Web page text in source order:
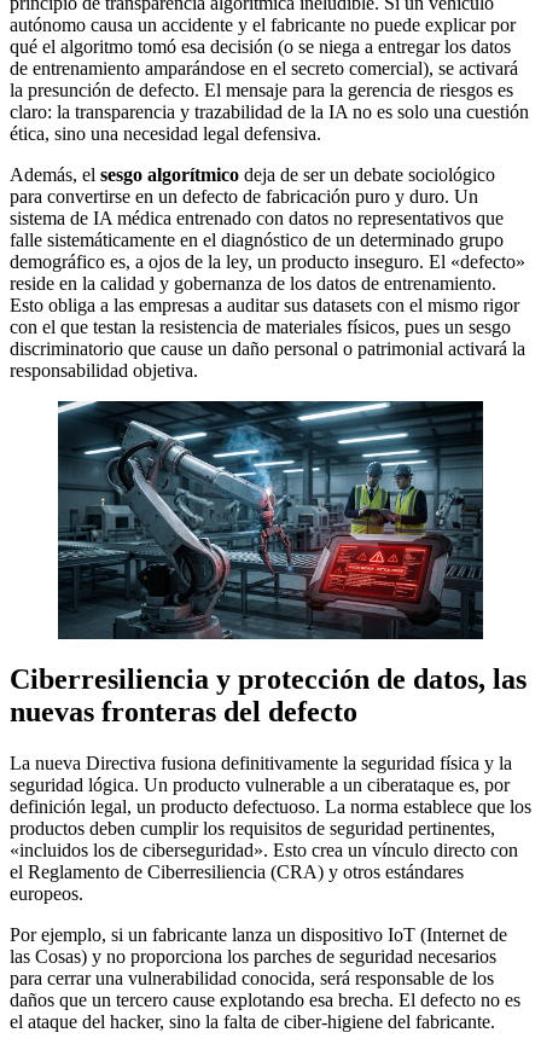
autónomo causa un accidente y el fabricante no puede explicar por
qué el algoritmo tomó esa decisión (o se niega a entregar los datos
de entrenamiento amparándose en el secreto comercial), se activará
la presunción de defecto. El mensaje para la gerencia de riesgos es
claro: la transparencia y trazabilidad de la IA no es solo una cuestión
ética, sino una necesidad legal defensiva.
Además, el sesgo algorítmico deja de ser un debate sociológico
para convertirse en un defecto de fabricación puro y duro. Un
sistema de IA médica entrenado con datos no representativos que
falle sistemáticamente en el diagnóstico de un determinado grupo
demográfico es, a ojos de la ley, un producto inseguro. El «defecto»
reside en la calidad y gobernanza de los datos de entrenamiento.
Esto obliga a las empresas a auditar sus datasets con el mismo rigor
con el que testan la resistencia de materiales físicos, pues un sesgo
discriminatorio que cause un daño personal o patrimonial activará la
responsabilidad objetiva.
Ciberresiliencia y protección de datos, las
nuevas fronteras del defecto
La nueva Directiva fusiona definitivamente la seguridad física y la
seguridad lógica. Un producto vulnerable a un ciberataque es, por
definición legal, un producto defectuoso. La norma establece que los
productos deben cumplir los requisitos de seguridad pertinentes,
«incluidos los de ciberseguridad». Esto crea un vínculo directo con
el Reglamento de Ciberresiliencia (CRA) y otros estándares
europeos.
Por ejemplo, si un fabricante lanza un dispositivo IoT (Internet de
las Cosas) y no proporciona los parches de seguridad necesarios
para cerrar una vulnerabilidad conocida, será responsable de los
daños que un tercero cause explotando esa brecha. El defecto no es
el ataque del hacker, sino la falta de ciber-higiene del fabricante.